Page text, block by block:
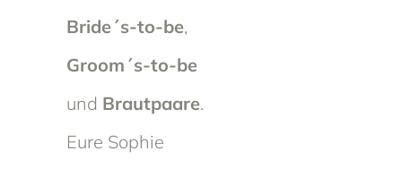
Bride´s-to-be,
Groom´s-to-be
und Brautpaare.
Eure Sophie